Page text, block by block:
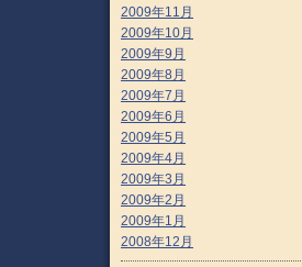
2009年11月
2009年10月
2009年9月
2009年8月
2009年7月
2009年6月
2009年5月
2009年4月
2009年3月
2009年2月
2009年1月
2008年12月